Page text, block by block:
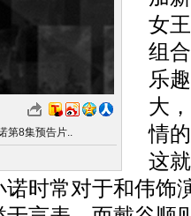
第8集预告片..
女
组
乐
大
情
这
时常对于和伟饰